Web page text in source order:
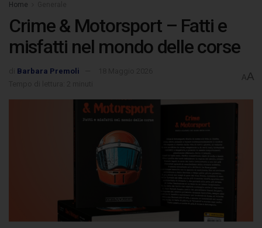
Home
Crime & Motorsport – Fatti e
misfatti nel mondo delle corse
Barbara Premoli
AA